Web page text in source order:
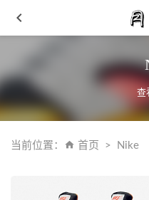
查
当前位置： 首页 Nike
糖尿病人禁用暖宝宝 无